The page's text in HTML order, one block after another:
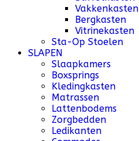
Vakkenkasten
Bergkasten
Vitrinekasten
Sta-Op Stoelen
SLAPEN
Slaapkamers
Boxsprings
Kledingkasten
Matrassen
Lattenbodems
Zorgbedden
Ledikanten